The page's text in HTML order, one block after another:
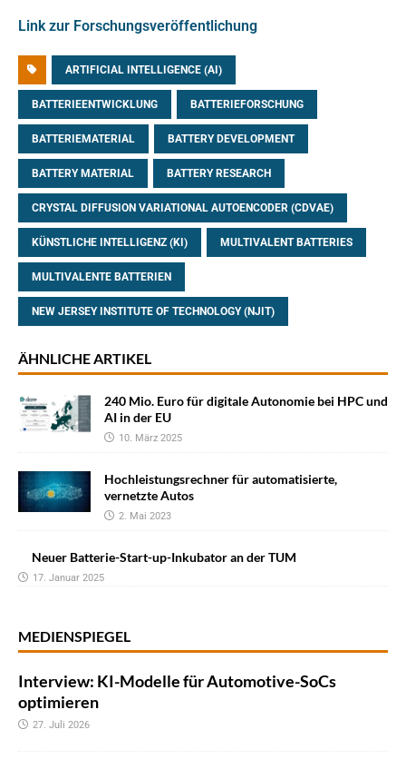
Link zur Forschungsveröffentlichung
ARTIFICIAL INTELLIGENCE (AI)
BATTERIEENTWICKLUNG BATTERIEFORSCHUNG
BATTERIEMATERIAL BATTERY DEVELOPMENT
BATTERY MATERIAL BATTERY RESEARCH
CRYSTAL DIFFUSION VARIATIONAL AUTOENCODER (CDVAE)
KÜNSTLICHE INTELLIGENZ (KI) MULTIVALENT BATTERIES
MULTIVALENTE BATTERIEN
NEW JERSEY INSTITUTE OF TECHNOLOGY (NJIT)
ÄHNLICHE ARTIKEL
240 Mio. Euro für digitale Autonomie bei HPC und
AI in der EU
10. März 2025
Hochleistungsrechner für automatisierte,
vernetzte Autos
2. Mai 2023
Neuer Batterie-Start-up-Inkubator an der TUM
17. Januar 2025
MEDIENSPIEGEL
Interview: KI-Modelle für Automotive-SoCs
optimieren
27. Juli 2026